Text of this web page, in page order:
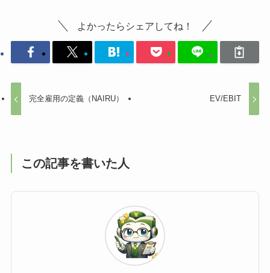
よかったらシェアしてね！
完全雇用の定義（NAIRU） EV/EBIT
この記事を書いた人